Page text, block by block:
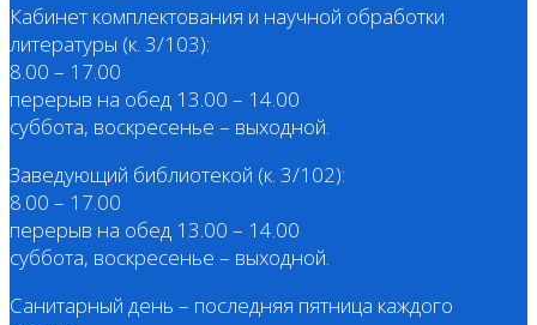
Кабинет комплектования и научной обработки
литературы (к. 3/103):
8.00 – 17.00
перерыв на обед 13.00 – 14.00
суббота, воскресенье – выходной.
Заведующий библиотекой (к. 3/102):
8.00 – 17.00
перерыв на обед 13.00 – 14.00
суббота, воскресенье – выходной.
Санитарный день – последняя пятница каждого